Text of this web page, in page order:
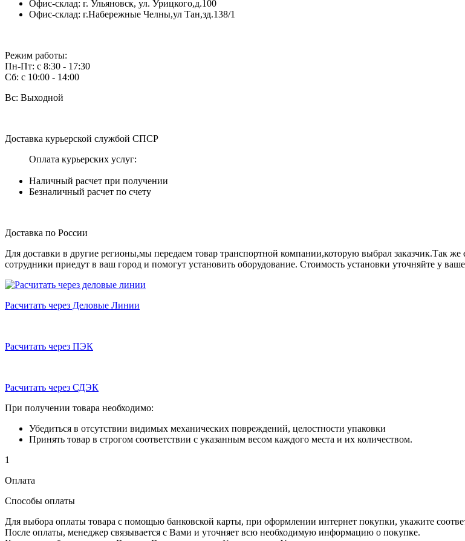
Офис-склад: г. Ульяновск, ул. Урицкого,д.100
Офис-склад: г.Набережные Челны,ул Тан,зд.138/1
Режим работы:
Пн-Пт: с 8:30 - 17:30
Сб: с 10:00 - 14:00
Вс: Выходной
Доставка курьерской службой СПСР
Оплата курьерских услуг:
Наличный расчет при получении
Безналичный расчет по счету
Доставка по России
Для доставки в другие регионы,мы передаем товар транспортной компании,которую выбрал заказчик.Так
сотрудники приедут в ваш город и помогут установить оборудование. Стоимость установки уточняйте у
Расчитать через Деловые Линии
Расчитать через ПЭК
Расчитать через СДЭК
При получении товара необходимо:
Убедиться в отсутствии видимых механических повреждений, целостности упаковки
Принять товар в строгом соответствии с указанным весом каждого места и их количеством.
1
Оплата
Способы оплаты
Для выбора оплаты товара с помощью банковской карты, при оформлении интернет покупки, укажите
После оплаты, менеджер связывается с Вами и уточняет всю необходимую информацию о покупке.